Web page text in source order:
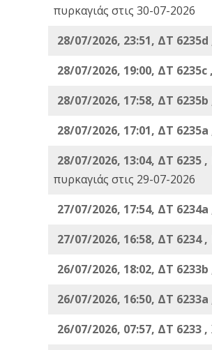
πυρκαγιάς στις 30-07-2026
28/07/2026, 23:51, ΔΤ 6235d
28/07/2026, 19:00, ΔΤ 6235c ,
28/07/2026, 17:58, ΔΤ 6235b
28/07/2026, 17:01, ΔΤ 6235a
28/07/2026, 13:04, ΔΤ 6235 ,
πυρκαγιάς στις 29-07-2026
27/07/2026, 17:54, ΔΤ 6234a
27/07/2026, 16:58, ΔΤ 6234 ,
26/07/2026, 18:02, ΔΤ 6233b
26/07/2026, 16:50, ΔΤ 6233a
26/07/2026, 07:57, ΔΤ 6233 ,